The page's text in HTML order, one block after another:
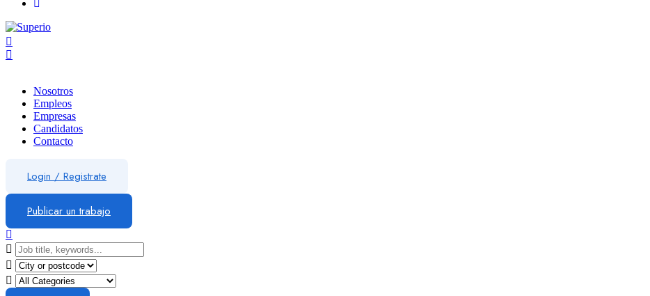
Nosotros
Empleos
Empresas
Candidatos
Contacto
Login / Registrate
Publicar un trabajo